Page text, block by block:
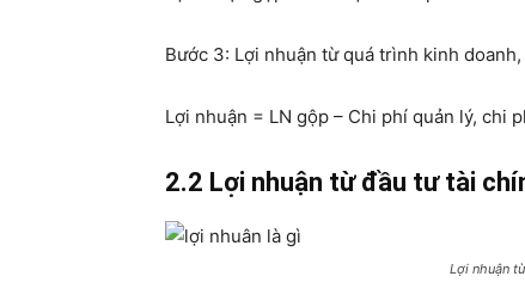
Bước 3: Lợi nhuận từ quá trình kinh
Lợi nhuận = LN gộp – Chi phí quản lý, chi
2.2 Lợi nhuận từ đầu tư tài
Lợi nhuận